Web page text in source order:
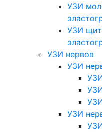
УЗИ
УЗИ
УЗИ нервов
УЗИ
УЗИ